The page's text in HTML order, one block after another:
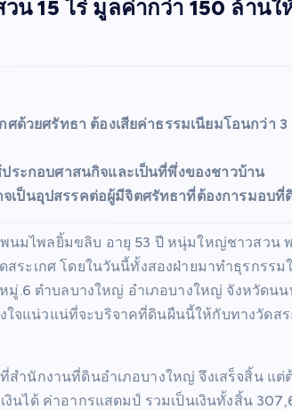
15 ไร่ มูลค่ากว่า 150 ล้านใ
ด้วยศรัทธา ต้องเสียค่าธรรมเนียมโอนกว่า
ระกอบศาสนกิจและเป็นที่พึ่งของชาวบ้าน
ป็นอุปสรรคต่อผู้มีจิตศรัทธาที่ต้องการมอบที่
มไพลยิ้มขลิบ อายุ 53 ปี หนุ่มใหญ่ชาวสวน
ระเกศ โดยในวันนี้ทั้งสองฝ่ายมาทำธุรกรรม
.6 ตำบลบางใหญ่ อำเภอบางใหญ่ จังหวัดน
แน่วแน่ที่จะบริจาคที่ดินผืนนี้ให้กับทางวัดสร
ำนักงานที่ดินอำเภอบางใหญ่ จึงเสร็จสิ้น แต่
ได้ ค่าอากรแสตมป์ รวมเป็นเงินทั้งสิ้น